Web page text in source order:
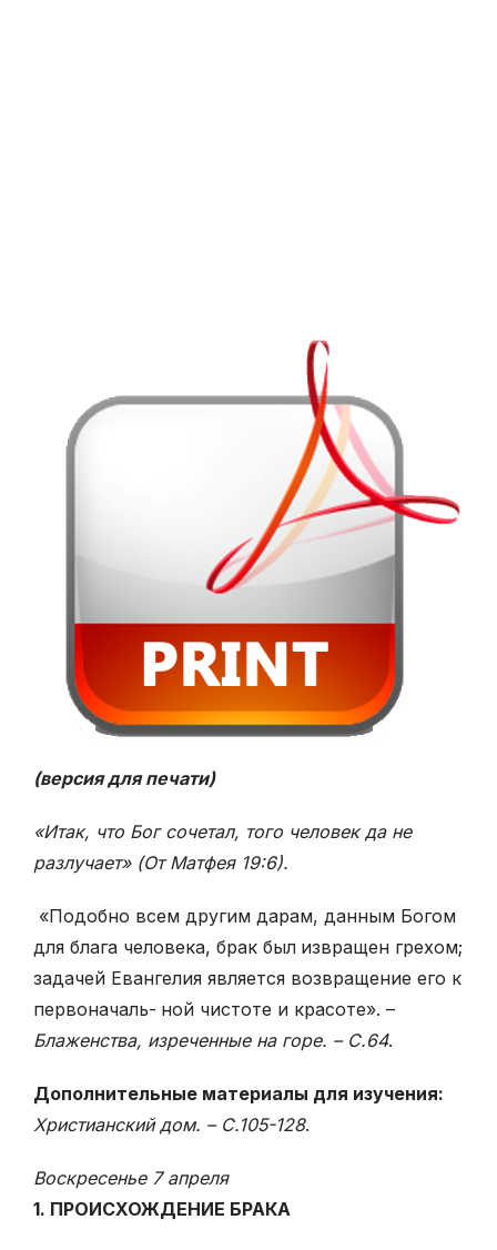
(версия для печати)
«Итак, что Бог сочетал, того человек да не
разлучает» (От Матфея 19:6).
«Подобно всем другим дарам, данным Богом
для блага человека, брак был извращен грехом;
задачей Евангелия является возвращение его к
первоначаль- ной чистоте и красоте». –
Блаженства, изреченные на горе. – С.64.
Дополнительные материалы для изучения:
Христианский дом. – С.105-128.
Воскресенье 7 апреля
1. ПРОИСХОЖДЕНИЕ БРАКА